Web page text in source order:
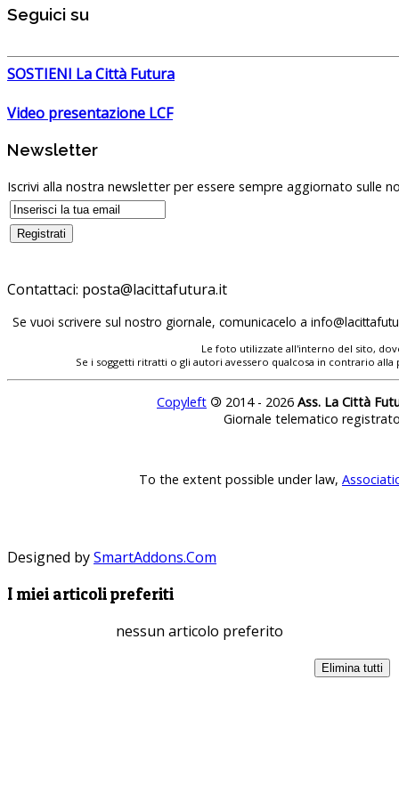
Seguici su
SOSTIENI La Città Futura
Video presentazione LCF
Newsletter
Iscrivi alla nostra newsletter per essere sempre aggiornato sulle
Contattaci:
Se vuoi scrivere sul nostro giornale, comunicacelo a
Le foto utilizzate all'interno del sito,
Se i soggetti ritratti o gli autori avessero qualcosa in contrario
Copyleft © 2014 - 2026 Ass. La Città
Giornale telematico
To the extent possible under law,
Designed bySmartAddons.Com
I miei articoli preferiti
nessun articolo preferito